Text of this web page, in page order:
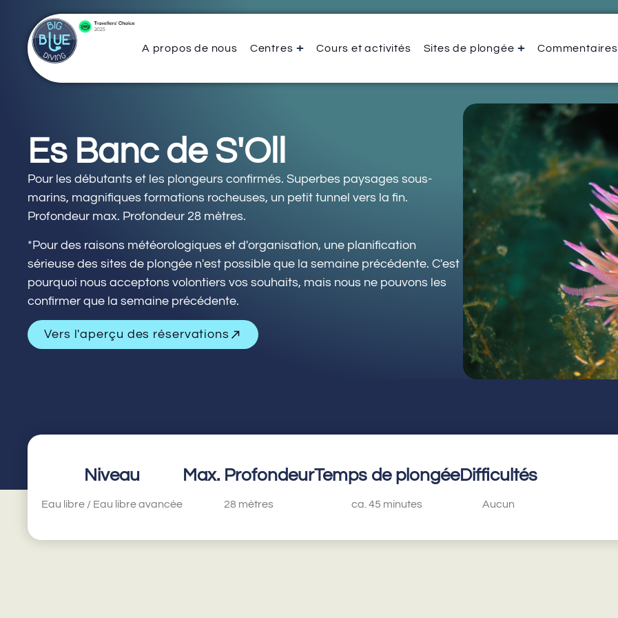
A propos de nous Centres Cours et activités Sites de plongée Commentaires
Es Banc de S'Oll
Pour les débutants et les plongeurs confirmés. Superbes paysages sous-
marins, magnifiques formations rocheuses, un petit tunnel vers la fin.
Profondeur max. Profondeur 28 mètres.
*Pour des raisons météorologiques et d'organisation, une planification
sérieuse des sites de plongée n'est possible que la semaine précédente. C'est
pourquoi nous acceptons volontiers vos souhaits, mais nous ne pouvons les
confirmer que la semaine précédente.
Vers l'aperçu des réservations
Niveau
Eau libre / Eau libre avancée
Max. Profondeur
28 mètres
Temps de plongée
ca. 45 minutes
Difficultés
Aucun